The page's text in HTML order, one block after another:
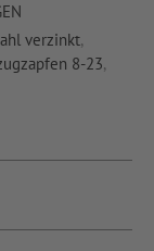
verzinkt,
8-23,